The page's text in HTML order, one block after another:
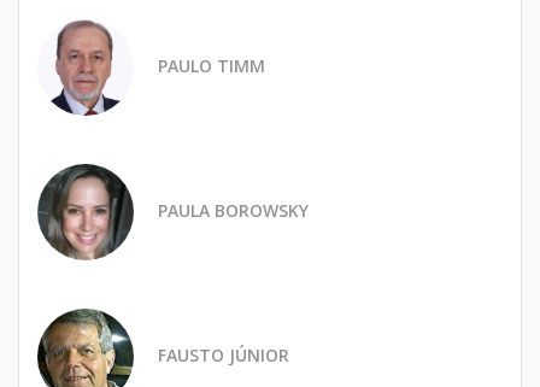
PAULO TIMM
PAULA BOROWSKY
FAUSTO JÚNIOR